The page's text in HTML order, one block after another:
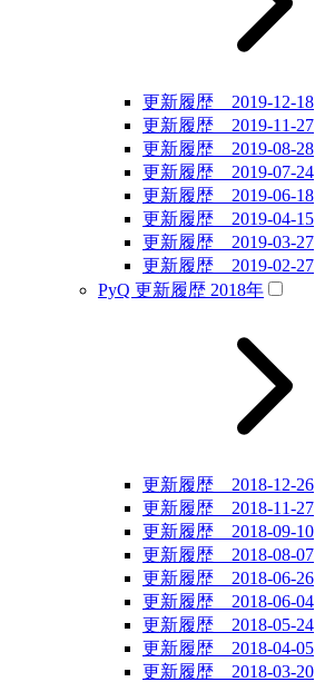
更新履歴 2019-12-18
更新履歴 2019-11-27
更新履歴 2019-08-28
更新履歴 2019-07-24
更新履歴 2019-06-18
更新履歴 2019-04-15
更新履歴 2019-03-27
更新履歴 2019-02-27
PyQ 更新履歴 2018年
更新履歴 2018-12-26
更新履歴 2018-11-27
更新履歴 2018-09-10
更新履歴 2018-08-07
更新履歴 2018-06-26
更新履歴 2018-06-04
更新履歴 2018-05-24
更新履歴 2018-04-05
更新履歴 2018-03-20